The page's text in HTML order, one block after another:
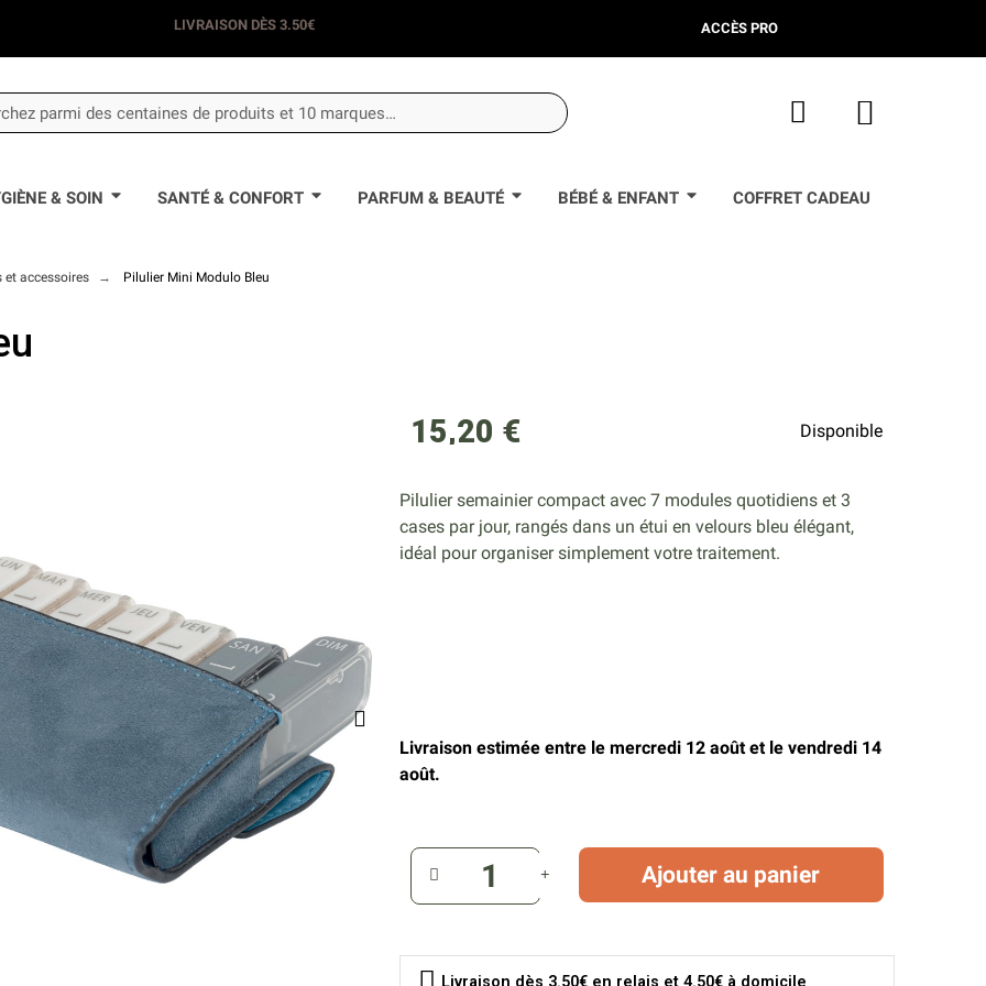
LIVRAISON DÈS 3.50€ ACCÈS PRO
& SOIN SANTÉ & CONFORT PARFUM & BEAUTÉ BÉBÉ & ENFANT COFFRET CADEAU
et accessoires Pilulier Mini Modulo Bleu
15,20 € Disponible
Pilulier semainier compact avec 7 modules quotidiens et 3
cases par jour, rangés dans un étui en velours bleu élégant,
idéal pour organiser simplement votre traitement.
Livraison estimée entre le mercredi 12 août et le vendredi 14
août.
Ajouter au panier
Livraison dès 3.50€ en relais et 4.50€ à domicile